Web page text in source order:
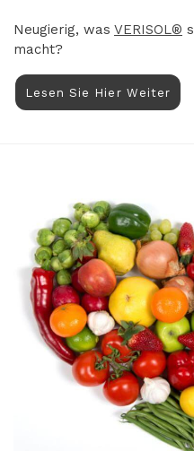
Neugierig, was VERISOL®
macht?
Lesen Sie Hier Weiter